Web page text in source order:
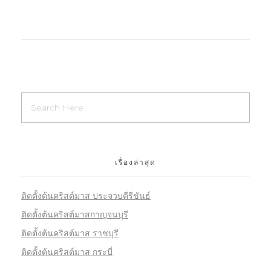
เรื่องล่าสุด
ติดตั้งต้นคริสต์มาส ประจวบคีรีขันธ์
ติดตั้งต้นคริสต์มาสกาญจนบุรี
ติดตั้งต้นคริสต์มาส ราชบุรี
ติดตั้งต้นคริสต์มาส กระบี่